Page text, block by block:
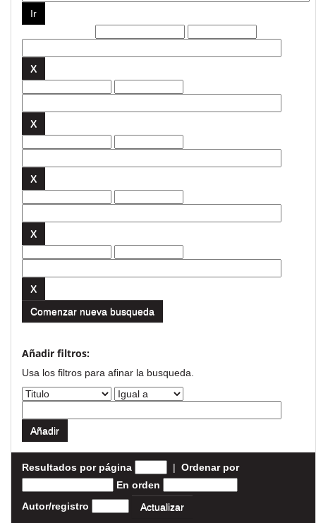
Comenzar nueva busqueda
Añadir filtros:
Usa los filtros para afinar la busqueda.
Resultados por página | Ordenar por
En orden
Autor/registro